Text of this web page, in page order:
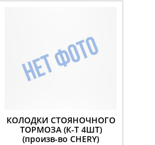
КОЛОДКИ СТОЯНОЧНОГО
ТОРМОЗА (К-Т 4ШТ)
(произв-во CHERY)